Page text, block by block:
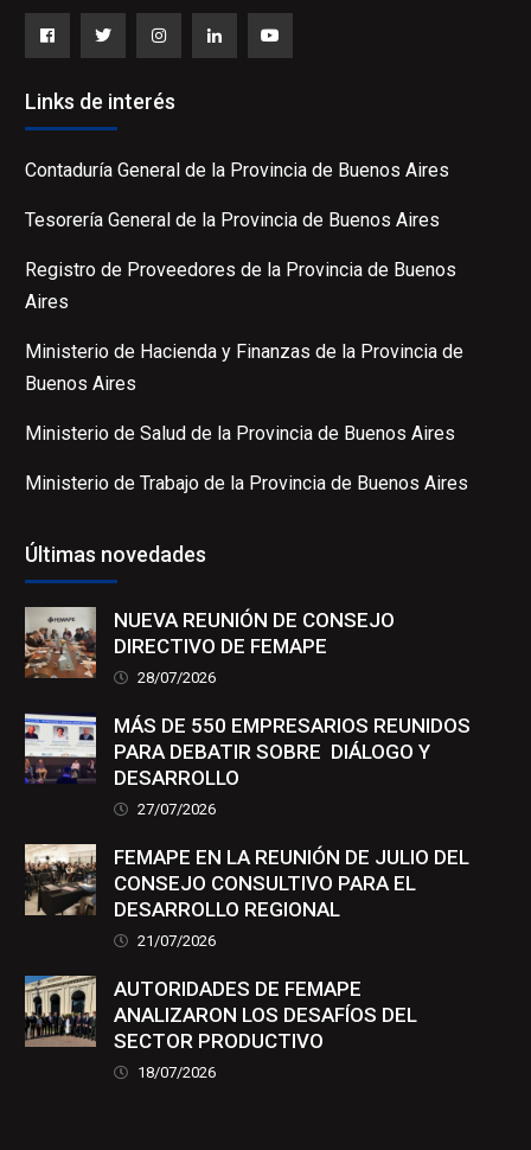
Links de interés
Contaduría General de la Provincia de Buenos Aires
Tesorería General de la Provincia de Buenos Aires
Registro de Proveedores de la Provincia de Buenos
Aires
Ministerio de Hacienda y Finanzas de la Provincia de
Buenos Aires
Ministerio de Salud de la Provincia de Buenos Aires
Ministerio de Trabajo de la Provincia de Buenos Aires
Últimas novedades
NUEVA REUNIÓN DE CONSEJO
DIRECTIVO DE FEMAPE
28/07/2026
MÁS DE 550 EMPRESARIOS REUNIDOS
PARA DEBATIR SOBRE DIÁLOGO Y
DESARROLLO
27/07/2026
FEMAPE EN LA REUNIÓN DE JULIO DEL
CONSEJO CONSULTIVO PARA EL
DESARROLLO REGIONAL
21/07/2026
AUTORIDADES DE FEMAPE
ANALIZARON LOS DESAFÍOS DEL
SECTOR PRODUCTIVO
18/07/2026